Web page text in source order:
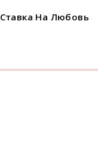
Ставка На Любовь